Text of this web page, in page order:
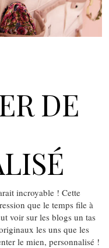
DE
incroyable ! Cette
que le temps file à
voir sur les blogs un tas
les uns que les
le mien, personnalisé !